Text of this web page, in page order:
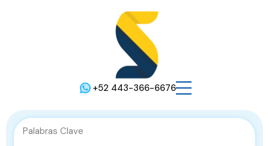
+52 443-366-6676
Palabras Clave